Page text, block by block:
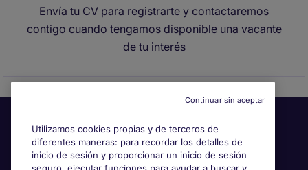
Envía tu CV para registrarte y contactaremos
contigo cuando tengamos disponible una vacante
de tu interés
Utilizamos cookies propias y de terceros de
diferentes maneras: para recordar los detalles de
inicio de sesión y proporcionar un inicio de sesión
Continuar sin aceptar